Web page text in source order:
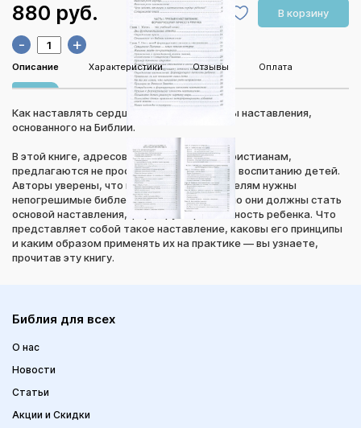
880 руб. В корзину
- +
Описание Характеристики Отзывы Оплата
Как наставлять сердце ребенка. Принципы наставления,
основанного на Библии.
В этой книге, адресованной родителям-христианам,
предлагаются не просто идеи и советы по воспитанию детей.
Авторы уверены, что прежде всего родителям нужны
непогрешимые библейские истины. Именно они должны стать
основой наставления, формирующего личность ребенка. Что
представляет собой такое наставление, каковы его принципы
и каким образом применять их на практике — вы узнаете,
прочитав эту книгу.
Библия для всех
О нас
Новости
Статьи
Акции и Скидки